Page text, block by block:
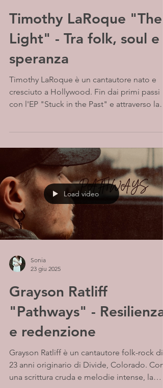
Timothy LaRoque "The
Light" - Tra folk, soul e
speranza
Timothy LaRoque è un cantautore nato e
cresciuto a Hollywood. Fin dai primi passi
con l'EP "Stuck in the Past" e attraverso la
Load video
Sonia
23 giu 2025
Grayson Ratliff
"Pathways" - Resilienza
e redenzione
Grayson Ratliff è un cantautore folk-rock di
23 anni originario di Divide, Colorado. Con
una scrittura cruda e melodie intense, la